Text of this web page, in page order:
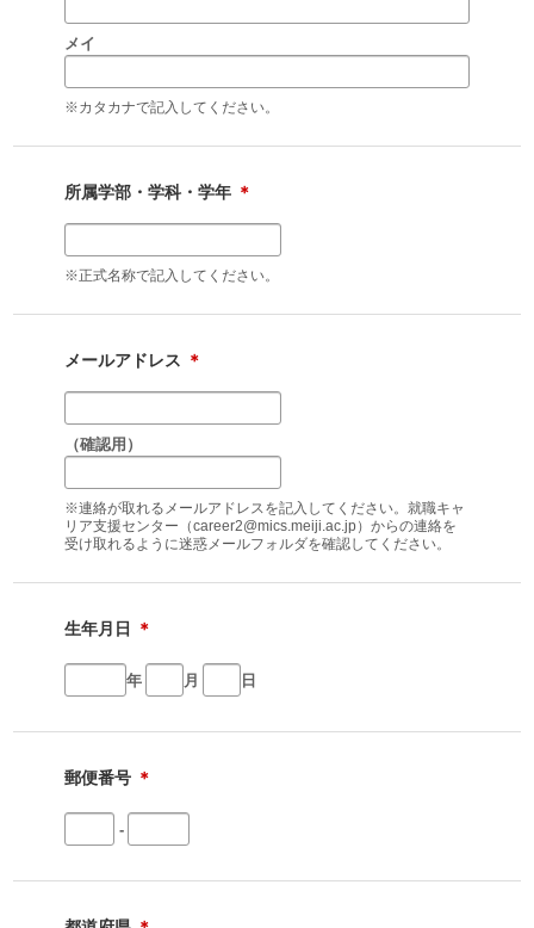
メイ
※カタカナで記入してください。
所属学部・学科・学年 ＊
※正式名称で記入してください。
メールアドレス ＊
（確認用）
※連絡が取れるメールアドレスを記入してください。就職キャ
リア支援センター（career2@mics.meiji.ac.jp）からの連絡を
受け取れるように迷惑メールフォルダを確認してください。
生年月日 ＊
年 月 日
郵便番号 ＊
-